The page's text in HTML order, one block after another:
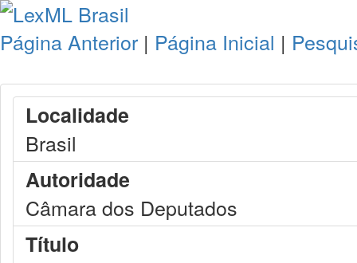
Página Anterior | Página Inicial |
Localidade
Brasil
Autoridade
Câmara dos Deputados
Título